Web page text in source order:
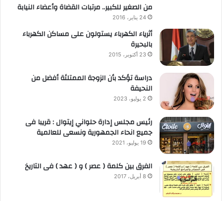
من الصغير للكبير.. مرتبات القضاة وأعضاء النيابة
24 يناير، 2016
أثرياء الكهرباء يستولون على مساكن الكهرباء
بالبحيرة
23 أكتوبر، 2015
دراسة تؤكد بأن الزوجة الممتلئة أفضل من
النحيفة
2 يوليو، 2023
رئيس مجلس إدارة حلواني إيتوال : قريبا فى
جميع انحاء الجمهورية ونسعى للعالمية
19 يوليو، 2021
الفرق بين كلمة ( عصر ) و ( عهد ) فى التاريخ
8 أبريل، 2017